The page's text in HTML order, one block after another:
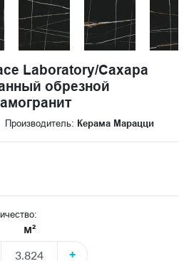
Laboratory/Сахара
обрезной
Производитель: Керама Марацци
м²
+